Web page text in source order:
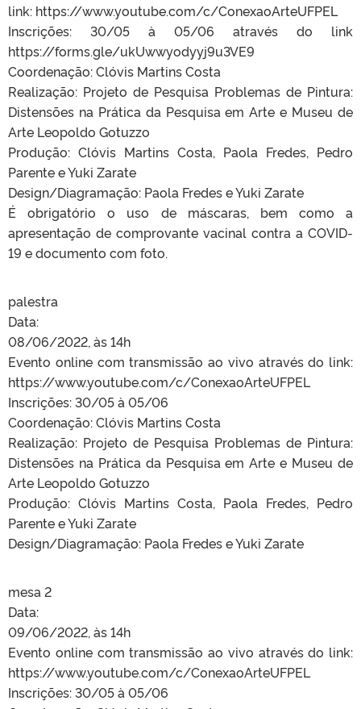
link: https://www.youtube.com/c/ConexaoArteUFPEL
Inscrições: 30/05 à 05/06 através do link
https://forms.gle/ukUwwyodyyj9u3VE9
Coordenação: Clóvis Martins Costa
Realização: Projeto de Pesquisa Problemas de Pintura:
Distensões na Prática da Pesquisa em Arte e Museu de
Arte Leopoldo Gotuzzo
Produção: Clóvis Martins Costa, Paola Fredes, Pedro
Parente e Yuki Zarate
Design/Diagramação: Paola Fredes e Yuki Zarate
É obrigatório o uso de máscaras, bem como a
apresentação de comprovante vacinal contra a COVID-
19 e documento com foto.
palestra
Data:
08/06/2022, às 14h
Evento online com transmissão ao vivo através do link:
https://www.youtube.com/c/ConexaoArteUFPEL
Inscrições: 30/05 à 05/06
Coordenação: Clóvis Martins Costa
Realização: Projeto de Pesquisa Problemas de Pintura:
Distensões na Prática da Pesquisa em Arte e Museu de
Arte Leopoldo Gotuzzo
Produção: Clóvis Martins Costa, Paola Fredes, Pedro
Parente e Yuki Zarate
Design/Diagramação: Paola Fredes e Yuki Zarate
mesa 2
Data:
09/06/2022, às 14h
Evento online com transmissão ao vivo através do link:
https://www.youtube.com/c/ConexaoArteUFPEL
Inscrições: 30/05 à 05/06